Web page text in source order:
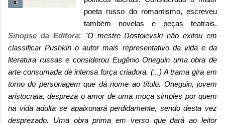
poeta russo do romantismo, escreveu
também novelas e peças teatrais.
Sinopse da Editora: "O mestre Dostoievski não exitou em
classificar Pushkin o autor mais representativo da vida e da
literatura russas e considerou Eugênio Oneguin uma obra de
arte consumada de intensa força criadora. (...) A trama gira em
torno do personagem que dá nome ao título. Oneguin, jovem
aristocrata, despreza o amor de uma moça simples por quem
na vida adulta se apaixonará perdidamente, sendo desta vez
desprezado. Uma obra prima em verso que dará ao leitor